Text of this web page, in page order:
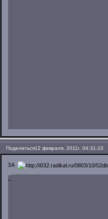
Поделиться12 февраля, 2011г. 04:31:10
ЗА
0